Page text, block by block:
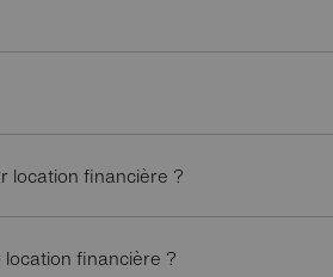
location financière ?
financière ?